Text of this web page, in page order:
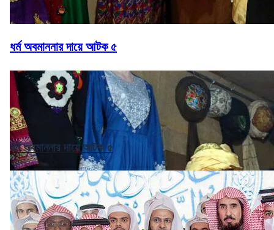
ধর্ম অবমাননার দায়ে আটক ৫
ধর্ম অবমাননার দায়ে আটক ৫